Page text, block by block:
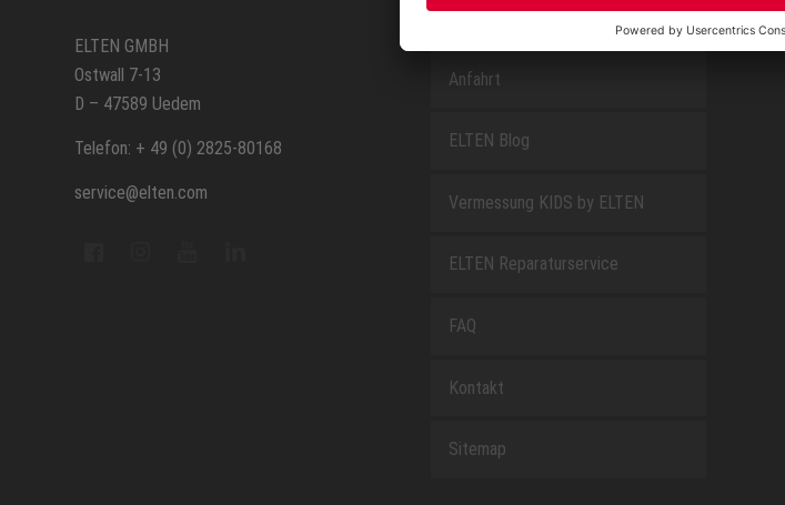
ELTEN GMBH
Ostwall 7-13
D – 47589 Uedem
Telefon: + 49 (0) 2825-80168
service@elten.com
Anfahrt
ELTEN Blog
Vermessung KIDS by ELTEN
ELTEN Reparaturservice
FAQ
Kontakt
Sitemap